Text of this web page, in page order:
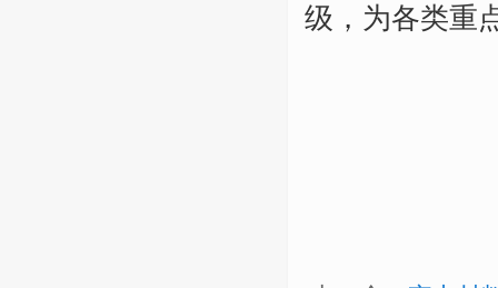
级，为各类重